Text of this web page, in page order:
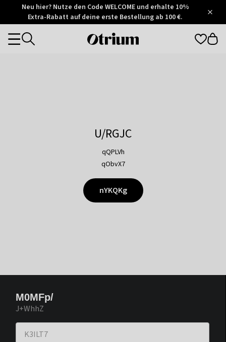
Otrium
Trustpilot
Neu hier? Nutze den Code WELCOME und erhalte 10%
Extra-Rabatt auf deine erste Bestellung ab 100 €.
Otrium
Categories
U/RGJC
qQPLVh
qObvX7
nYKQKg
M0MFp/
J+WhhZ